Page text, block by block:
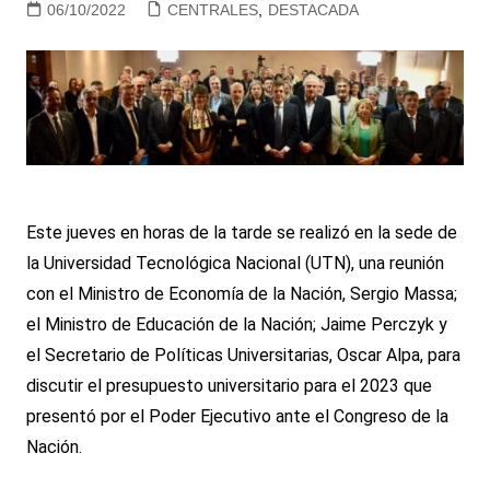
06/10/2022 CENTRALES, DESTACADA
Este jueves en horas de la tarde se realizó en la sede de
la Universidad Tecnológica Nacional (UTN), una reunión
con el Ministro de Economía de la Nación, Sergio Massa;
el Ministro de Educación de la Nación; Jaime Perczyk y
el Secretario de Políticas Universitarias, Oscar Alpa, para
discutir el presupuesto universitario para el 2023 que
presentó por el Poder Ejecutivo ante el Congreso de la
Nación.